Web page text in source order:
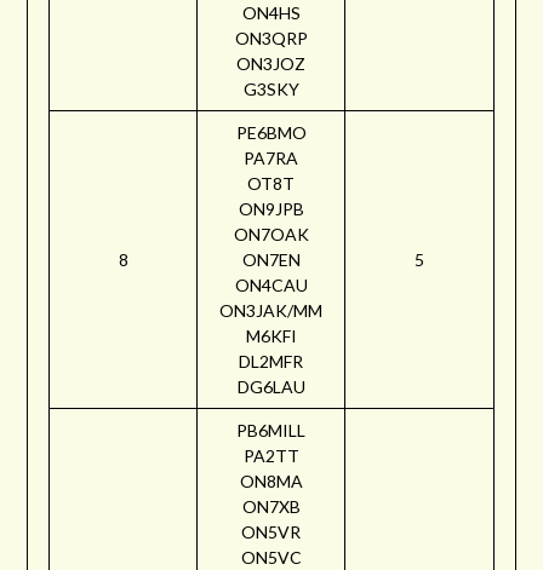
ON4HS
ON3QRP
ON3JOZ
G3SKY
8
PE6BMO
PA7RA
OT8T
ON9JPB
ON7OAK
ON7EN
ON4CAU
ON3JAK/MM
M6KFI
DL2MFR
DG6LAU
5
PB6MILL
PA2TT
ON8MA
ON7XB
ON5VR
ON5VC